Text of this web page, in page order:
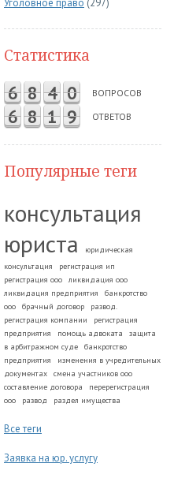
Уголовное право (297)
Статистика
6 8 4 0 ВОПРОСОВ
6 8 1 9 ОТВЕТОВ
Популярные теги
консультация
юриста
юридическая
консультация
регистрация ип
регистрация ооо
ликвидация ооо
ликвидация предприятия
банкротство
ооо
брачный договор
развод.
регистрация компании
регистрация
предприятия
помощь адвоката
защита
в арбитражном суде
банкротство
предприятия
изменения в учредительных
документах
смена участников ооо
составление договора
перерегистрация
ооо
развод раздел имущества
Все теги
Заявка на юр. услугу